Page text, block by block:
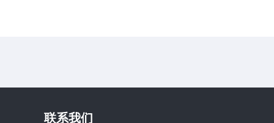
联系我们